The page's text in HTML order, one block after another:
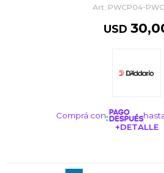
PWCP04-
USD
Comprá con
+DETALLE